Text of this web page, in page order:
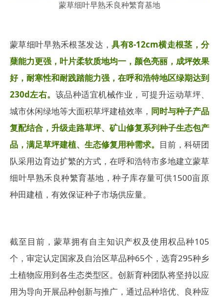
蒙草细叶早熟禾良种繁育基地
蒙草细叶早熟禾根茎发达，具有8-12cm横走根茎，分
蘖能力更强，叶片柔软质地均一，颜色亮丽，成坪效果
好，耐寒性和耐践踏能力强，在呼和浩特地区绿期达到
230d左右。 该品种适宜机械作业，可提升运动草坪、
城市休闲绿地等大面积草坪建植效率， 同时与种子产品
复配结合，升级走路草坪、矿山修复系列种子生态包产
品，满足草坪建植、生态修复用种需求。 目前，科研团
队采用边育边扩繁的方式，在呼和浩特市多地建立蒙草
细叶早熟禾良种繁育基地，种子库存量可供1500亩原
种田建植，有效保证种子市场供应量。
截至目前，蒙草拥有自主知识产权及使用权品种105
个，审定认定国家及自治区草品种65个，选育295种乡
土植物应用到各生态类型区。创新育种团队将坚持以应
用为导向开展品种创新与推广，通过品种培优、良种应